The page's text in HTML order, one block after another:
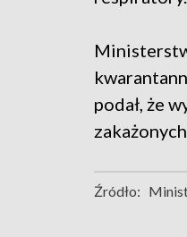
podał, że
Źródło: